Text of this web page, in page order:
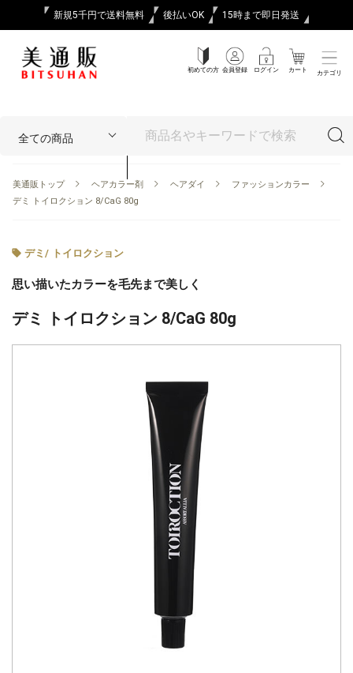
新規5千円で送料無料 後払いOK 15時まで即日発送
初めての方 会員登録 ログイン カート カテゴリ
美通販トップ ヘアカラー剤 ヘアダイ
ファッションカラー
デミ トイロクション 8/CaG 80g
デミ / トイロクション
思い描いたカラーを毛先まで美しく
デミ トイロクション 8/CaG 80g